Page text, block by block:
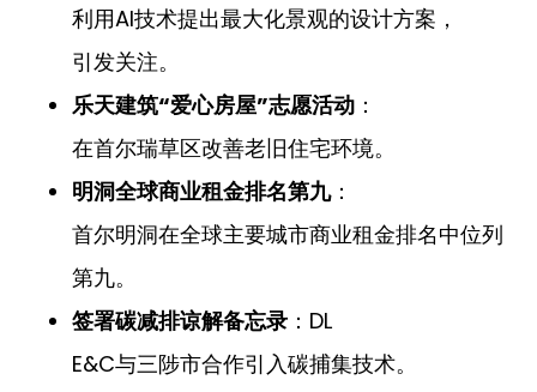
利用AI技术提出最大化景观的设计方案，
引发关注。
乐天建筑“爱心房屋”志愿活动 ：
在首尔瑞草区改善老旧住宅环境。
明洞全球商业租金排名第九：
首尔明洞在全球主要城市商业租金排名中位列
第九。
签署碳减排谅解备忘录 ：DL
E&C与三陟市合作引入碳捕集技术。